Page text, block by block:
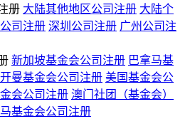
册 大陆其他地区公司注册 大陆个
司注册 深圳公司注册 广州公司注
新加坡基金会公司注册 巴拿马基
开曼基金会公司注册 美国基金会公
会公司注册 澳门社团（基金会）
基金会公司注册